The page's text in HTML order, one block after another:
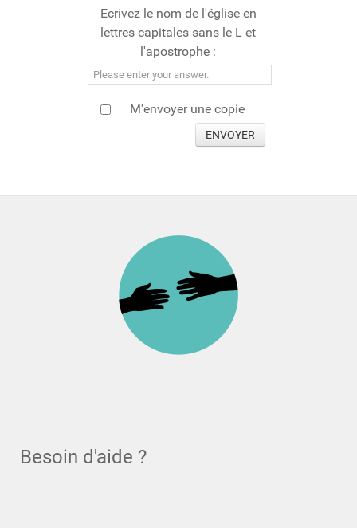
Ecrivez le nom de l'église en
lettres capitales sans le L et
l'apostrophe :
M'envoyer une copie
ENVOYER
Besoin d'aide ?